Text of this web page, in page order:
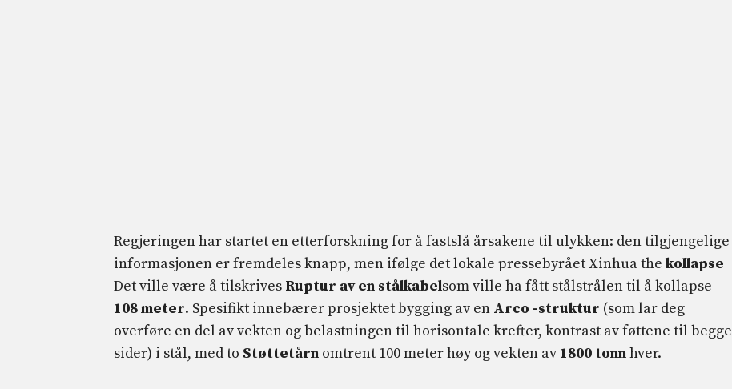
Regjeringen har startet en etterforskning for å fastslå årsakene til ulykken: den tilgjengelige
informasjonen er fremdeles knapp, men ifølge det lokale pressebyrået Xinhua the kollapse
Det ville være å tilskrives Ruptur av en stålkabelsom ville ha fått stålstrålen til å kollapse
108 meter. Spesifikt innebærer prosjektet bygging av en Arco -struktur (som lar deg
overføre en del av vekten og belastningen til horisontale krefter, kontrast av føttene til begge
sider) i stål, med to Støttetårn omtrent 100 meter høy og vekten av 1800 tonnhver.